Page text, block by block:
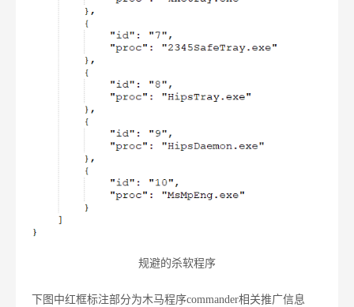
规避的杀软程序
下图中红框标注部分为木马程序commander相关推广信息